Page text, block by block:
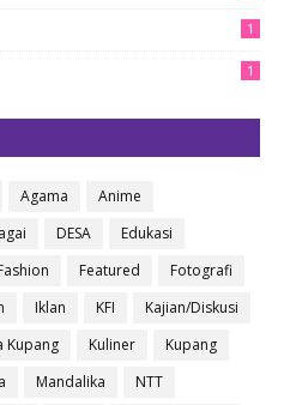
1
1
Agama
Anime
DESA
Edukasi
Featured
Fotografi
Iklan KFI
Kajian/Diskusi
Kupang Kuliner
Kupang
Mandalika
NTT